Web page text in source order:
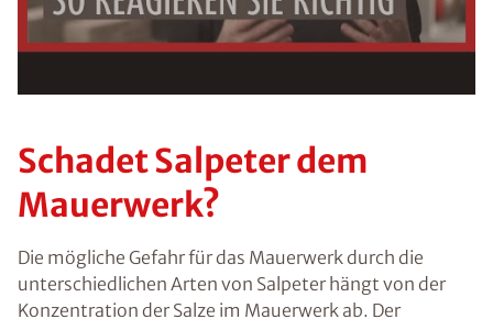
Schadet Salpeter dem
Mauerwerk?
Die mögliche Gefahr für das Mauerwerk durch die
unterschiedlichen Arten von Salpeter hängt von der
Konzentration der Salze im Mauerwerk ab. Der